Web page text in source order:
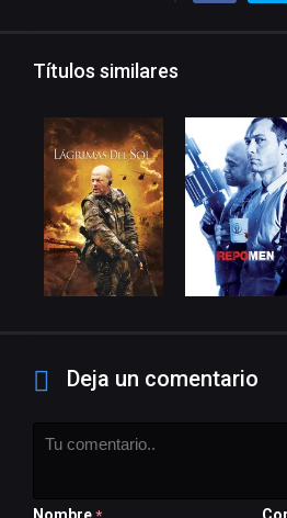
Títulos similares
Deja un comentario